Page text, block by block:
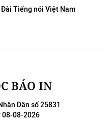
Đài Tiếng nói Việt Nam
BÁO IN
Dân số 25831
08-08-2026